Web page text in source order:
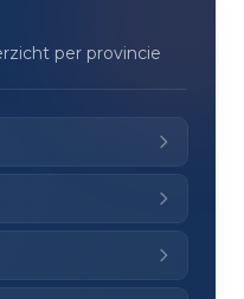
per provincie